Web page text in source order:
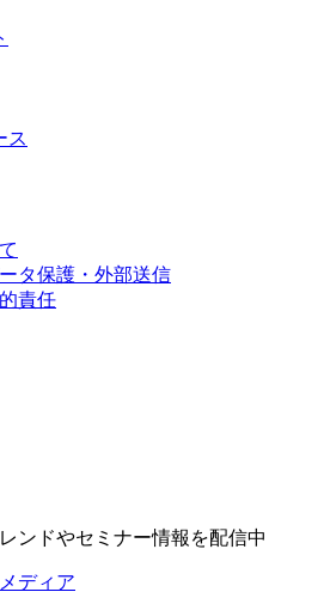
ス
タ保護・外部送信
責任
ンドやセミナー情報を配信中
ディア